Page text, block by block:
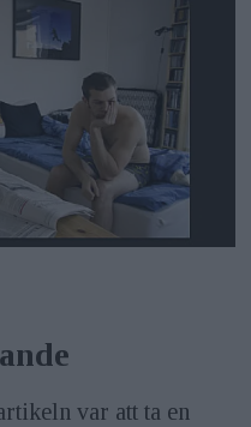
var att ta en